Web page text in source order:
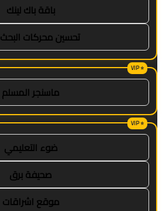
باقة باك لينك
تحسين محركات البحث SEO
ماسنجر المسلم
ضوء التعليمي
صحيفة برق
موقع اشراقات